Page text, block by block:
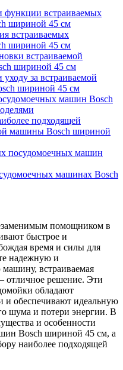
функции встраиваемых
шириной 45 см
встраиваемых
шириной 45 см
встраиваемой
шириной 45 см
за встраиваемой
шириной 45 см
машин Bosch
подходящей
машины Bosch шириной
посудомоечных машин
машинах Bosch
помощником в
быстрое и
время и силы для
надежную и
встраиваемая
отличное решение. Эти
обладают
и обеспечивают идеальную
шума и потери энергии. В
и особенности
Bosch шириной 45 см, а
наиболее подходящей